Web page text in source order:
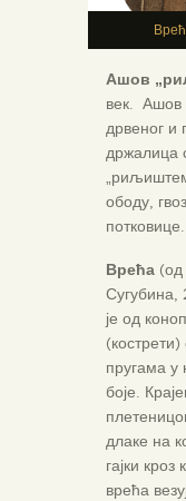
Ашов
век. Ашов
дрвеног и
држалица
ободу,
потковице.
Врећа (од
Сугубина,
је од
пругама у
боје.
длаке на
гајки
врећа